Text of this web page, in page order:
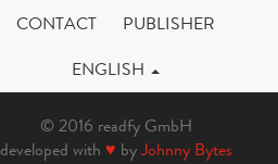
CONTACT
PUBLISHER
ENGLISH
© 2016 readfy GmbH
developed with ♥ byJohnny Bytes